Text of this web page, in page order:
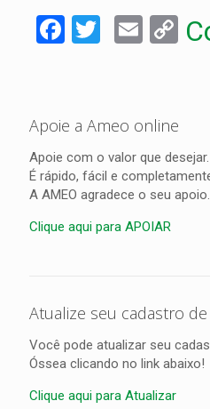
Facebook
Twitter
Apoie a Ameo online
Apoie com o valor que desejar.
É rápido, fácil e
A AMEO agradece o seu apoio.
Clique aqui para APOIAR
Atualize seu cadastro de
Você pode atualizar seu
Óssea clicando no link abaixo!
Clique aqui para Atualizar